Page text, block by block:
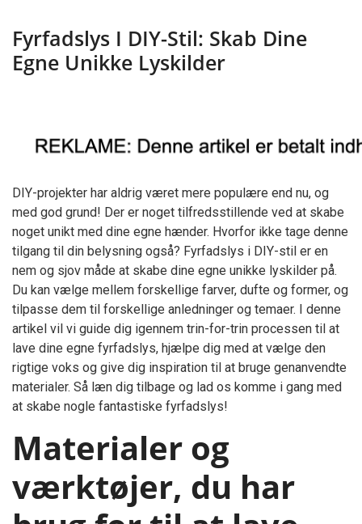
Stil:
Skab
Dine
Egne
Fyrfadslys I DIY-Stil: Skab Dine
Egne Unikke Lyskilder
DIY-projekter har aldrig været mere populære end nu, og
med god grund! Der er noget tilfredsstillende ved at skabe
noget unikt med dine egne hænder. Hvorfor ikke tage denne
tilgang til din belysning også? Fyrfadslys i DIY-stil er en
nem og sjov måde at skabe dine egne unikke lyskilder på.
Du kan vælge mellem forskellige farver, dufte og former, og
tilpasse dem til forskellige anledninger og temaer. I denne
artikel vil vi guide dig igennem trin-for-trin processen til at
lave dine egne fyrfadslys, hjælpe dig med at vælge den
rigtige voks og give dig inspiration til at bruge genanvendte
materialer. Så læn dig tilbage og lad os komme i gang med
at skabe nogle fantastiske fyrfadslys!
Materialer og
værktøjer, du har